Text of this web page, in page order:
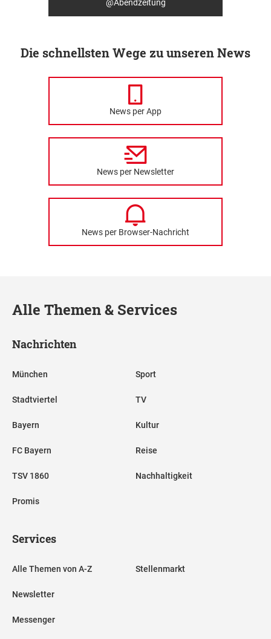
@Abendzeitung
Die schnellsten Wege zu unseren News
News per App
News per Newsletter
News per Browser-Nachricht
Alle Themen & Services
Nachrichten
München
Stadtviertel
Bayern
FC Bayern
TSV 1860
Promis
Sport
TV
Kultur
Reise
Nachhaltigkeit
Services
Alle Themen von A-Z
Newsletter
Messenger
Stellenmarkt